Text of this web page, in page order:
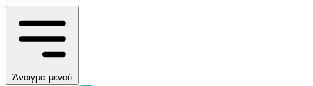
Άνοιγμα μενού